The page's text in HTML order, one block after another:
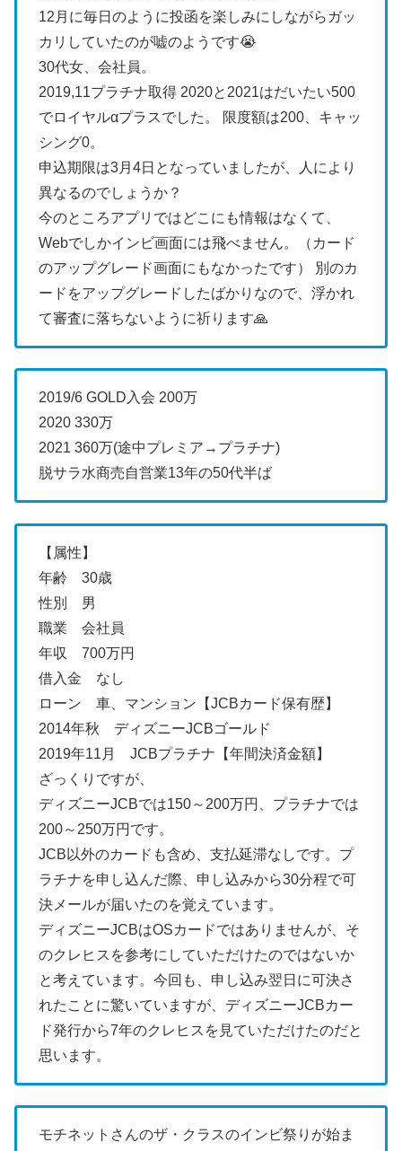
12月に毎日のように投函を楽しみにしながらガッ
カリしていたのが嘘のようです😭
30代女、会社員。
2019,11プラチナ取得 2020と2021はだいたい500
でロイヤルαプラスでした。
限度額は200、キャッ
シング0。
申込期限は3月4日となっていましたが、人により
異なるのでしょうか？
今のところアプリではどこにも情報はなくて、
Webでしかインビ画面には飛べません。（カード
のアップグレード画面にもなかったです）
別のカ
ードをアップグレードしたばかりなので、浮かれ
て審査に落ちないように祈ります🙏
2019/6 GOLD入会 200万
2020 330万
2021 360万(途中プレミア→プラチナ)
脱サラ水商売自営業13年の50代半ば
【属性】
年齢 30歳
性別 男
職業 会社員
年収 700万円
借入金 なし
ローン 車、マンション【JCBカード保有歴】
2014年秋 ディズニーJCBゴールド
2019年11月 JCBプラチナ【年間決済金額】
ざっくりですが、
ディズニーJCBでは150～200万円、プラチナでは
200～250万円です。
JCB以外のカードも含め、支払延滞なしです。プ
ラチナを申し込んだ際、申し込みから30分程で可
決メールが届いたのを覚えています。
ディズニーJCBはOSカードではありませんが、そ
のクレヒスを参考にしていただけたのではないか
と考えています。今回も、申し込み翌日に可決さ
れたことに驚いていますが、ディズニーJCBカー
ド発行から7年のクレヒスを見ていただけたのだと
思います。
モチネットさんのザ・クラスのインビ祭りが始ま